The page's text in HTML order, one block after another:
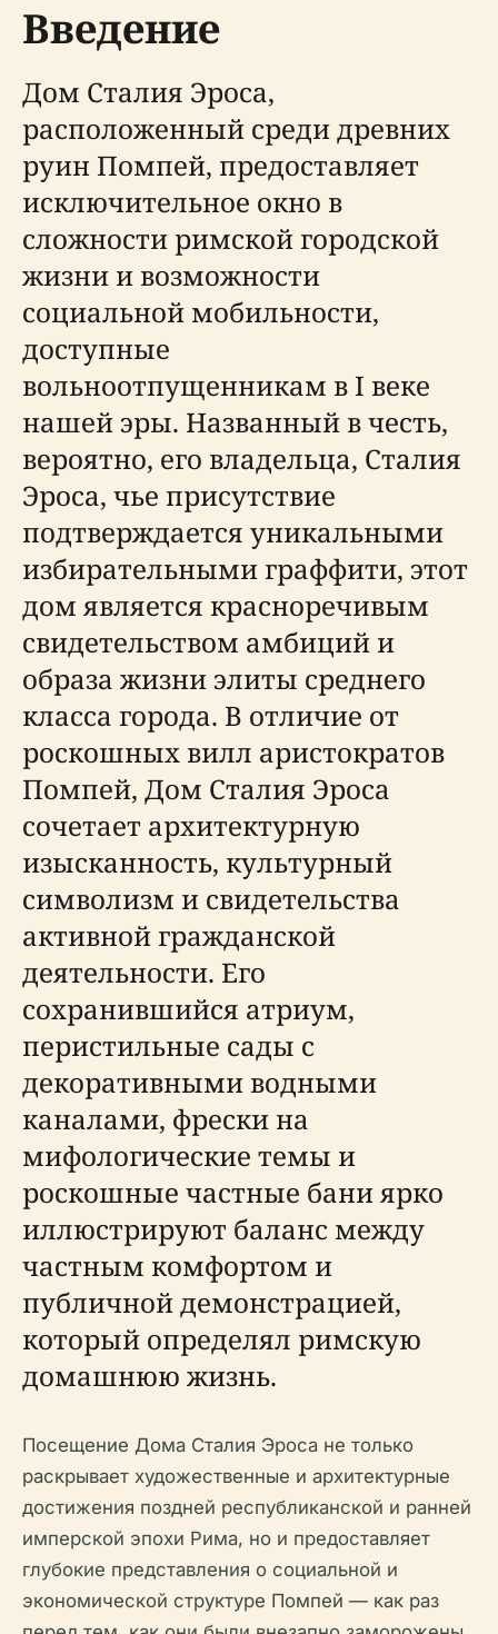
Введение
Дом Сталия Эроса,
расположенный среди древних
руин Помпей, предоставляет
исключительное окно в
сложности римской городской
жизни и возможности
социальной мобильности,
доступные
вольноотпущенникам в I веке
нашей эры. Названный в честь,
вероятно, его владельца, Сталия
Эроса, чье присутствие
подтверждается уникальными
избирательными граффити, этот
дом является красноречивым
свидетельством амбиций и
образа жизни элиты среднего
класса города. В отличие от
роскошных вилл аристократов
Помпей, Дом Сталия Эроса
сочетает архитектурную
изысканность, культурный
символизм и свидетельства
активной гражданской
деятельности. Его
сохранившийся атриум,
перистильные сады с
декоративными водными
каналами, фрески на
мифологические темы и
роскошные частные бани ярко
иллюстрируют баланс между
частным комфортом и
публичной демонстрацией,
который определял римскую
домашнюю жизнь.
Посещение Дома Сталия Эроса не только
раскрывает художественные и архитектурные
достижения поздней республиканской и ранней
имперской эпохи Рима, но и предоставляет
глубокие представления о социальной и
экономической структуре Помпей — как раз